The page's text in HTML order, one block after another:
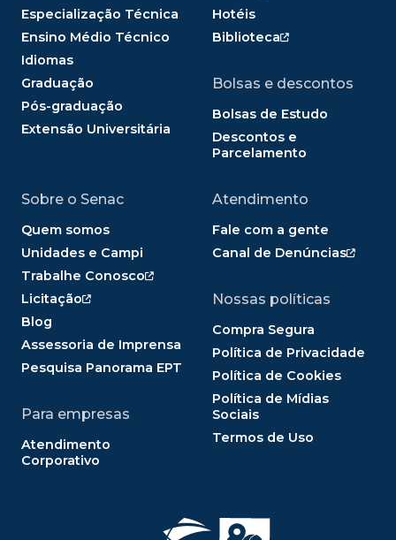
Especialização Técnica
Ensino Médio Técnico
Idiomas
Graduação
Pós-graduação
Extensão Universitária
Hotéis
Biblioteca
Bolsas e descontos
Bolsas de Estudo
Descontos e
Parcelamento
Sobre o Senac
Quem somos
Unidades e Campi
Trabalhe Conosco
Licitação
Blog
Assessoria de Imprensa
Pesquisa Panorama EPT
Para empresas
Atendimento
Corporativo
Atendimento
Fale com a gente
Canal de Denúncias
Nossas políticas
Compra Segura
Política de Privacidade
Política de Cookies
Política de Mídias
Sociais
Termos de Uso